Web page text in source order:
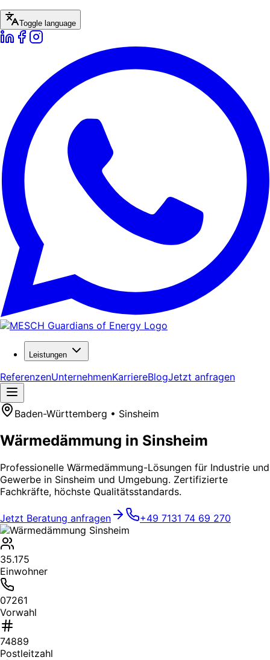
Toggle language
Leistungen
ReferenzenUnternehmenKarriereBlogJetzt anfragen
Baden-Württemberg • Sinsheim
Wärmedämmung in Sinsheim
Professionelle Wärmedämmung-Lösungen für Industrie und
Gewerbe in Sinsheim und Umgebung. Zertifizierte
Fachkräfte, höchste Qualitätsstandards.
Jetzt Beratung anfragen +49 7131 74 69 270
35.175
Einwohner
07261
Vorwahl
74889
Postleitzahl